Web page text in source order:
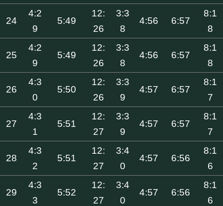
24
4:2
9
5:49
12:
26
3:3
8
4:56 6:57
8:1
8
25
4:2
9
5:49
12:
26
3:3
8
4:56 6:57
8:1
8
26
4:3
0
5:50
12:
26
3:3
9
4:57 6:57
8:1
7
27
4:3
1
5:51
12:
27
3:3
9
4:57 6:57
8:1
7
28
4:3
2
5:51
12:
27
3:4
0
4:57 6:56
8:1
6
29
4:3
3
5:52
12:
27
3:4
0
4:57 6:56
8:1
6